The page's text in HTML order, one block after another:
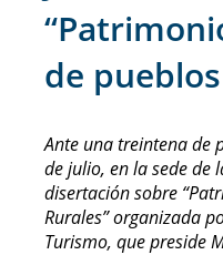
de
Ante una treintena de
de julio, en la sede de
disertación sobre
Rurales” organizada
Turismo, que preside